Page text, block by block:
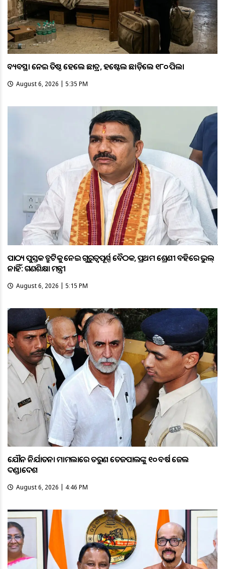
ଅବ୍ୟବସ୍ଥା ନେଇ ଅତିଷ୍ଠ ହେଲେ ଛାତ୍ର, ହଷ୍ଟେଲ ଛାଡ଼ିଲେ ୧୮୦ ପିଲା
August 6, 2026 | 5:35 PM
ପାଠ୍ୟ ପୁସ୍ତକ ତ୍ରୁଟିକୁ ନେଇ ଗୁରୁତ୍ବପୂର୍ଣ୍ଣ ବୈଠକ, ପ୍ରଥମ ଶ୍ରେଣୀ ବହିରେ ଭୁଲ୍
ନାହିଁ: ଗଣଶିକ୍ଷା ମନ୍ତ୍ରୀ
August 6, 2026 | 5:15 PM
ଯୌନ ନିର୍ଯାତନା ମାମଲାରେ ତରୁଣ ତେଜପାଲଙ୍କୁ ୧୦ ବର୍ଷ ଜେଲ
ଦଣ୍ଡାଦେଶ
August 6, 2026 | 4:46 PM